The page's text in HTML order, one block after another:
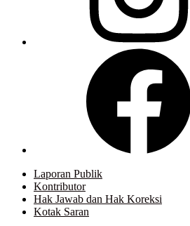
Laporan Publik
Kontributor
Hak Jawab dan Hak Koreksi
Kotak Saran